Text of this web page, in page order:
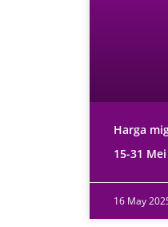
Harga
15-31
16 May